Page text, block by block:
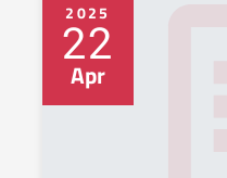
2025
22
Apr